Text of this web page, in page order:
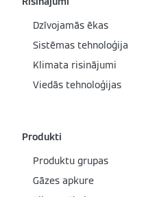
Dzīvojamās ēkas
Sistēmas tehnoloģija
Klimata risinājumi
Viedās tehnoloģijas
Produkti
Produktu grupas
Gāzes apkure